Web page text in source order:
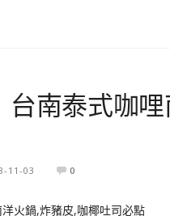
南泰式咖
11-03 0